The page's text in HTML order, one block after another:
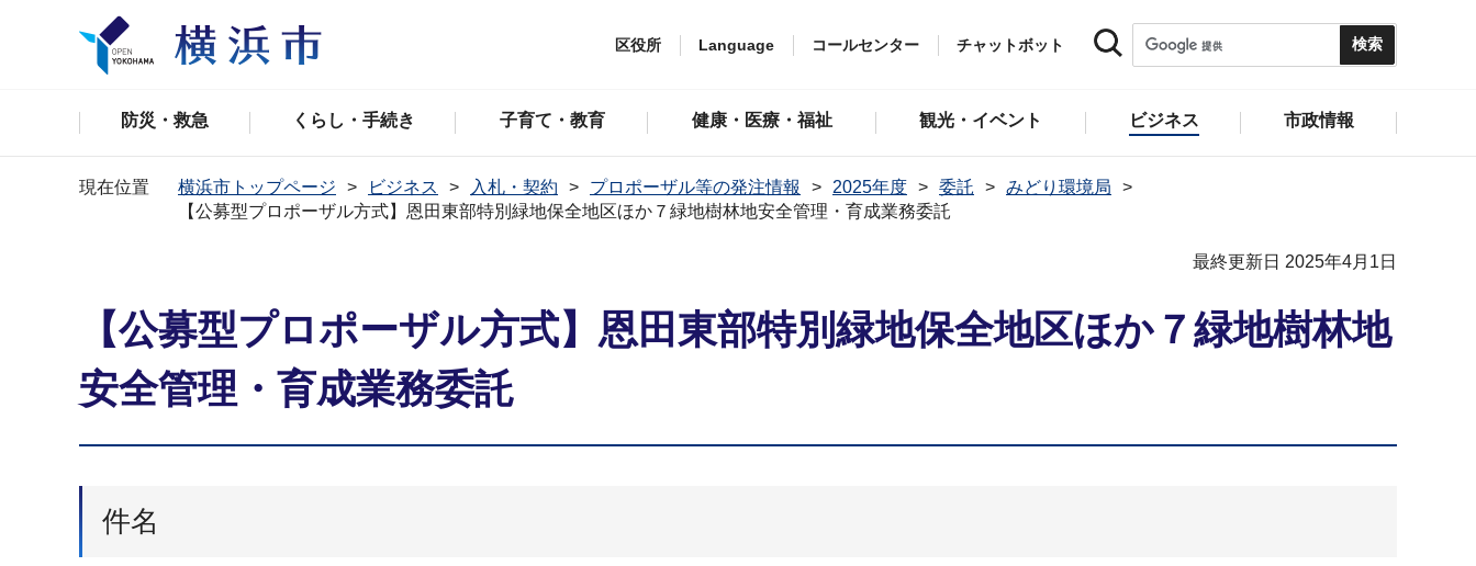
区役所 Language コールセンター チャットボット
防災・救急 くらし・手続き 子育て・教育 健康・医療・福祉 観光・イベント ビジネス 市政情報
現在位置 横浜市トップページ ビジネス 入札・契約 プロポーザル等の発注情報 2025年度 委託
みどり環境局
【公募型プロポーザル方式】恩田東部特別緑地保全地区ほか７緑地樹林地安全管理・育成業務委託
最終更新日 2025年4月1日
【公募型プロポーザル方式】恩田東部特別緑地保全地区ほか７緑地樹林地
安全管理・育成業務委託
件名